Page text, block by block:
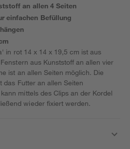
an allen 4 Seiten
einfachen Befüllung
in rot 14 x 14 x 19,5 cm ist aus
aus Kunststoff an allen vier
ist an allen Seiten möglich. Die
das Futter an allen Seiten
mittels des Clips an der Kordel
wieder fixiert werden.